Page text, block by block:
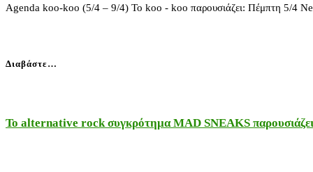
Αgenda koo-koo (5/4 – 9/4) To koo - koo παρουσιάζει: Πέμπτη 5/4
Διαβάστε…
Το alternative rock συγκρότημα MAD SNEAKS